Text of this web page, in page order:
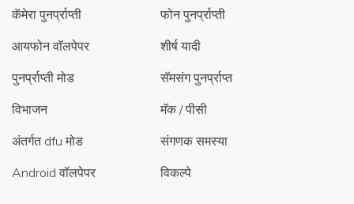
कॅमेरा पुनर्प्राप्ती
फोन पुनर्प्राप्ती
आयफोन वॉलपेपर
शीर्ष यादी
पुनर्प्राप्ती मोड
सॅमसंग पुनर्प्राप्त
विभाजन
मॅक / पीसी
अंतर्गत dfu मोड
संगणक समस्या
Android वॉलपेपर
विकल्पे